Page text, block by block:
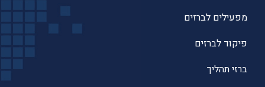
מפעילים לברזים
פיקוד לברזים
ברזי תהליך